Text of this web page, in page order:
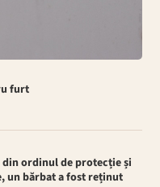
furt
ordinul de protecție și
un bărbat a fost reținut